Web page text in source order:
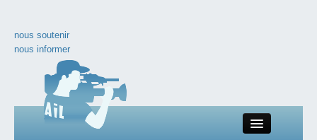
nous soutenir
nous informer